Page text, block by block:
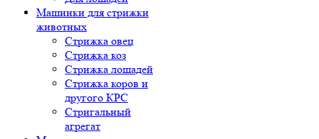
Машинки для стрижки
животных
Стрижка овец
Стрижка коз
Стрижка лошадей
Стрижка коров и
другого КРС
Стригальный
агрегат